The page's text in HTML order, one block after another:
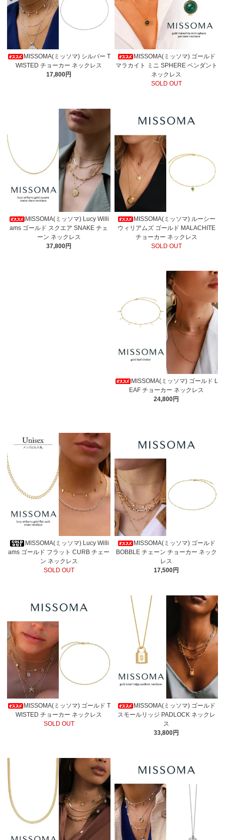
MISSOMA(ミッソマ) シルバー T
WISTED チョーカー ネックレス
17,800円
MISSOMA(ミッソマ) ゴールド
マラカイト ミニ SPHERE ペンダント
ネックレス
SOLD OUT
MISSOMA(ミッソマ) Lucy Willi
ams ゴールド スクエア SNAKE チェ
ーン ネックレス
37,800円
MISSOMA(ミッソマ) ルーシー
ウィリアムズ ゴールド MALACHITE
チョーカー ネックレス
SOLD OUT
MISSOMA(ミッソマ) ゴールド L
EAF チョーカー ネックレス
24,800円
MISSOMA(ミッソマ) Lucy Willi
ams ゴールド フラット CURB チェー
ン ネックレス
SOLD OUT
MISSOMA(ミッソマ) ゴールド
BOBBLE チェーン チョーカー ネック
レス
17,500円
MISSOMA(ミッソマ) ゴールド T
WISTED チョーカー ネックレス
SOLD OUT
MISSOMA(ミッソマ) ゴールド
スモールリッジ PADLOCK ネックレ
ス
33,800円